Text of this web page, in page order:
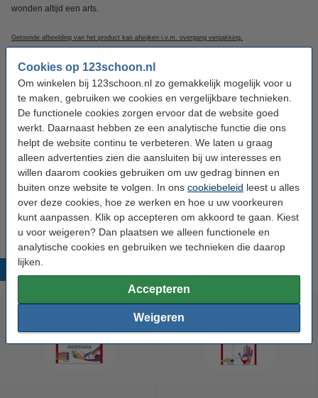
Cookies op 123schoon.nl
Om winkelen bij 123schoon.nl zo gemakkelijk mogelijk voor u
te maken, gebruiken we cookies en vergelijkbare technieken.
De functionele cookies zorgen ervoor dat de website goed
werkt. Daarnaast hebben ze een analytische functie die ons
helpt de website continu te verbeteren. We laten u graag
alleen advertenties zien die aansluiten bij uw interesses en
willen daarom cookies gebruiken om uw gedrag binnen en
buiten onze website te volgen. In ons cookiebeleid leest u alles
over deze cookies, hoe ze werken en hoe u uw voorkeuren
kunt aanpassen. Klik op accepteren om akkoord te gaan. Kiest
u voor weigeren? Dan plaatsen we alleen functionele en
analytische cookies en gebruiken we technieken die daarop
lijken.
Accepteren
Weigeren
wonden altijd een arts.
Getoonde afbeelding van het product kan afwijken i.v.m. overgang verpakking.
Specificaties
Merk: HeltiQ
Brandwonden verzorging
Soort: Brandwonden kompres
Afmetingen: 10 x 10 cm (lxb)
Aantal: 1 stuks